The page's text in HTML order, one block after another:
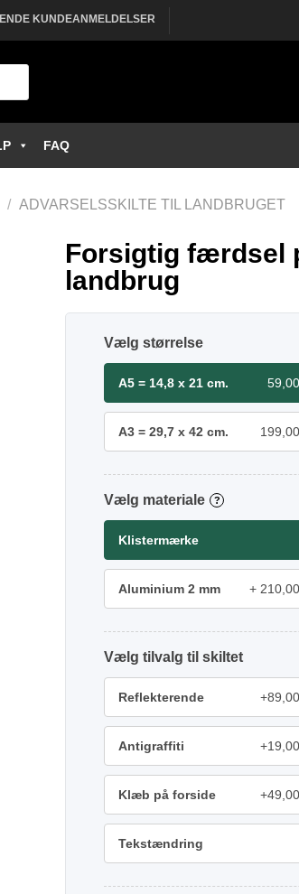
KUNDEANMELDELSER
FAQ
/ ADVARSELSSKILTE TIL LANDBRUGET
Forsigtig færdsel
landbrug
størrelse
A5 = 14,8 x 21 cm.
A3 = 29,7 x 42 cm.
materiale ?
Klistermærke
Aluminium 2 mm
tilvalg
Reflekterende
Antigraffiti
Klæb på forside
Tekstændring